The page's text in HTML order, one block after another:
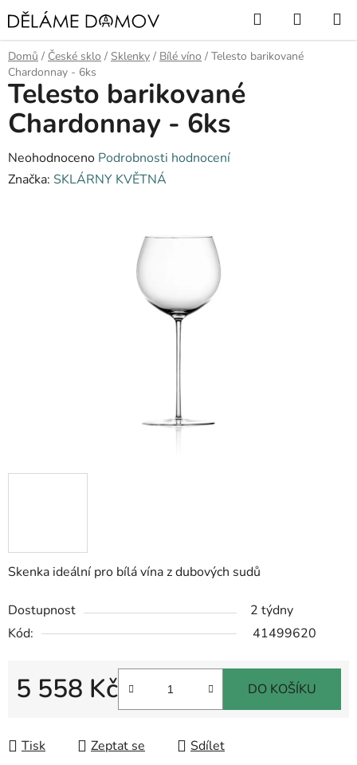
Přejít
na
obsah
Hledat
KOŠÍK
Domů / České sklo / Sklenky / Bílé víno / Telesto barikované
Chardonnay - 6ks
Skenka ideální pro bílá vína z dubových sudů
Dostupnost
2 týdny
Kód:
41499620
5 558 Kč DO KOŠÍKU
Tisk Zeptat se Sdílet
Telesto barikované
Chardonnay - 6ks
Průměrné
hodnocení
Neohodnoceno Podrobnosti hodnocení
Značka: SKLÁRNY KVĚTNÁ